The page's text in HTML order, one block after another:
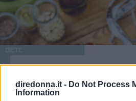
diredonna.it - Do Not Process
Information
Dieta dimagrante
calorie: gli